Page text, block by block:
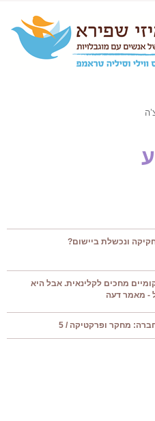
ונכשלת ביישום?
מחכים לקלינאית. אבל היא
- מאמר דעה
מחקר ופרקטיקה / 5